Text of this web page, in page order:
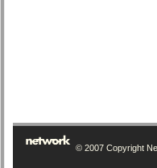
© 2007 Copyright